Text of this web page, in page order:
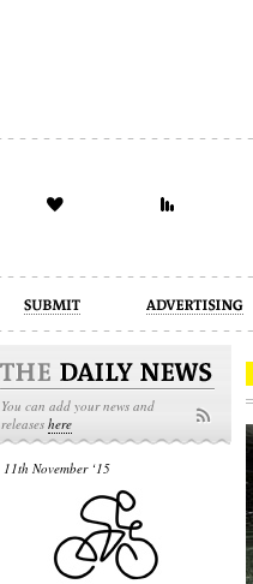
design illustration
You can add your news and
releases here
11th November ‘15